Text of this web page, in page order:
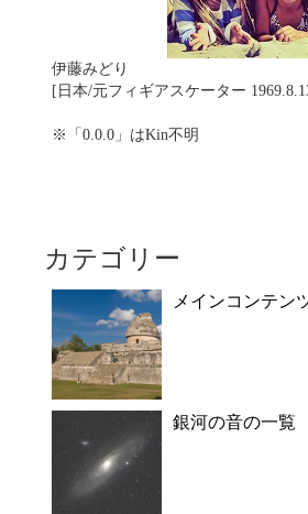
伊藤みどり
[日本/元フィギアスケーター
※「0.0.0」はKin不明
カテゴリー
メインコンテン
銀河の音の一覧